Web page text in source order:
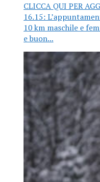
CLICCA QUI PER
16.15:
10 km maschile e
e buon...